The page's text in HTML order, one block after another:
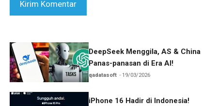
DeepSeek Menggila, AS & China
Panas-panasan di Era AI!
qadatasoft 19/03/2026
iPhone 16 Hadir di Indonesia!